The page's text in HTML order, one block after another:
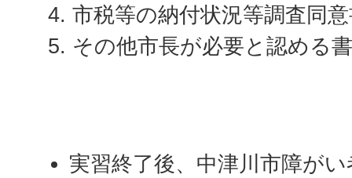
市税等の納付状況等調査同
その他市長が必要と認める
実習終了後、中津川市障が